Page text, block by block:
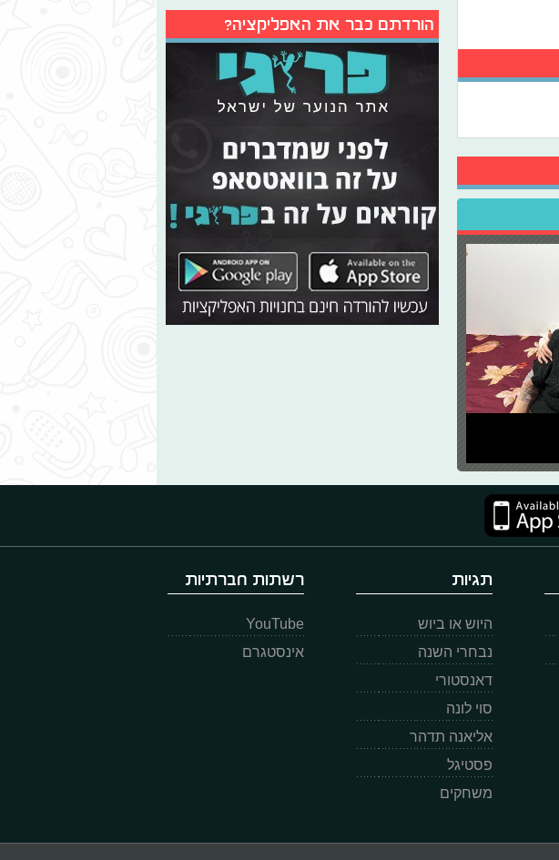
הורדתם כבר את האפליקציה?
תגיות
היוש או ביוש
נבחרי השנה
דאנסטורי
סוי לונה
אליאנה תדהר
פסטיגל
משחקים
רשתות חברתיות
YouTube
אינסטגרם